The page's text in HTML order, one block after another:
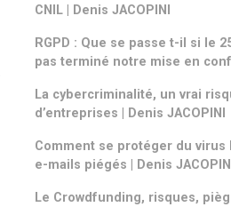
CNIL | Denis JACOPINI
RGPD : Que se passe t-il si le
pas terminé notre mise en
La cybercriminalité, un vrai
d’entreprises | Denis JACOPINI
Comment se protéger du virus
e-mails piégés | Denis JACOPINI
Le Crowdfunding, risques,